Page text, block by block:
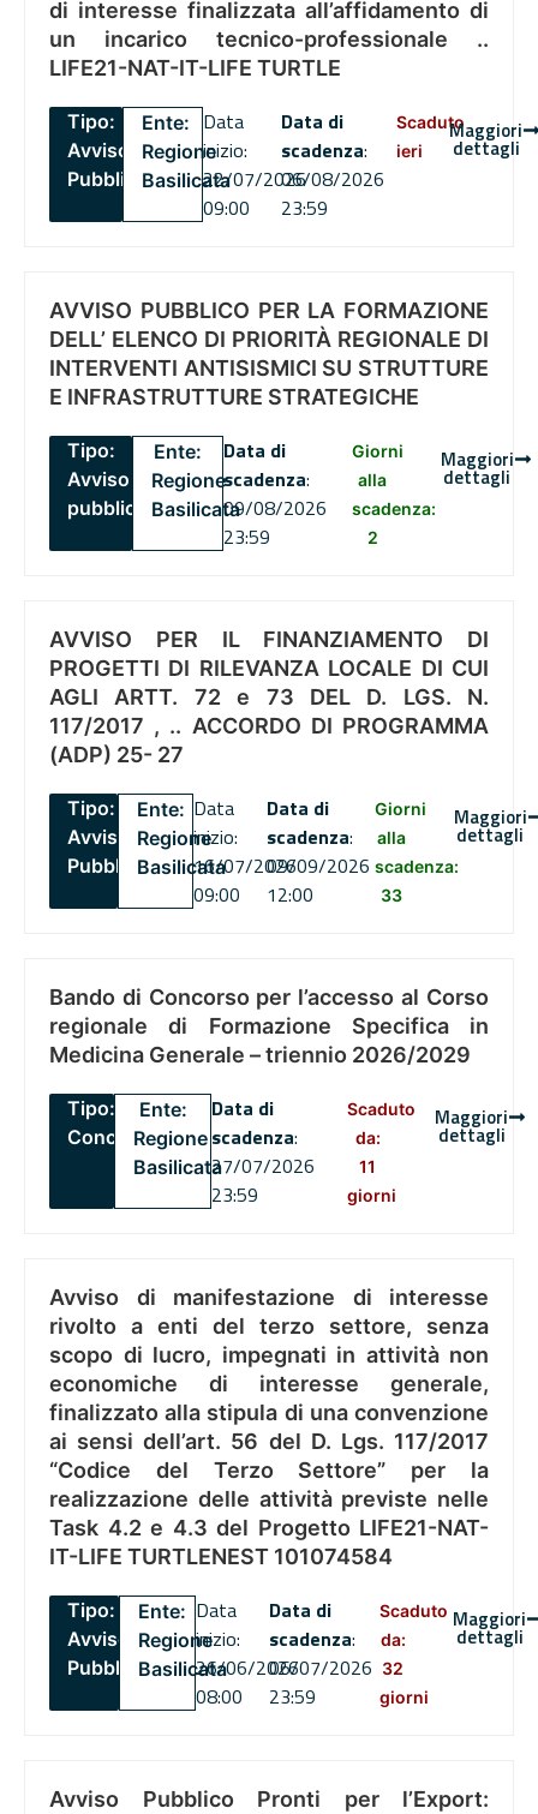
di interesse finalizzata all’affidamento di
un incarico tecnico-professionale ..
LIFE21-NAT-IT-LIFE TURTLE
Tipo:
Avviso
Pubblico
Ente:
Regione
Basilicata
Data
inizio:
22/07/2026
09:00
Data di
scadenza:
06/08/2026
23:59
Scaduto
ieri
Maggiori
dettagli
AVVISO PUBBLICO PER LA FORMAZIONE
DELL’ ELENCO DI PRIORITÀ REGIONALE DI
INTERVENTI ANTISISMICI SU STRUTTURE
E INFRASTRUTTURE STRATEGICHE
Tipo:
Avviso
pubblico
Ente:
Regione
Basilicata
Data di
scadenza:
09/08/2026
23:59
Giorni
alla
scadenza:
2
Maggiori
dettagli
AVVISO PER IL FINANZIAMENTO DI
PROGETTI DI RILEVANZA LOCALE DI CUI
AGLI ARTT. 72 e 73 DEL D. LGS. N.
117/2017 , .. ACCORDO DI PROGRAMMA
(ADP) 25- 27
Tipo:
Avviso
Pubblico
Ente:
Regione
Basilicata
Data
inizio:
16/07/2026
09:00
Data di
scadenza:
09/09/2026
12:00
Giorni
alla
scadenza:
33
Maggiori
dettagli
Bando di Concorso per l’accesso al Corso
regionale di Formazione Specifica in
Medicina Generale – triennio 2026/2029
Tipo:
Concorsi
Ente:
Regione
Basilicata
Data di
scadenza:
27/07/2026
23:59
Scaduto
da:
11
giorni
Maggiori
dettagli
Avviso di manifestazione di interesse
rivolto a enti del terzo settore, senza
scopo di lucro, impegnati in attività non
economiche di interesse generale,
finalizzato alla stipula di una convenzione
ai sensi dell’art. 56 del D. Lgs. 117/2017
“Codice del Terzo Settore” per la
realizzazione delle attività previste nelle
Task 4.2 e 4.3 del Progetto LIFE21-NAT-
IT-LIFE TURTLENEST 101074584
Tipo:
Avviso
Pubblico
Ente:
Regione
Basilicata
Data
inizio:
26/06/2026
08:00
Data di
scadenza:
06/07/2026
23:59
Scaduto
da:
32
giorni
Maggiori
dettagli
Avviso Pubblico Pronti per l’Export: